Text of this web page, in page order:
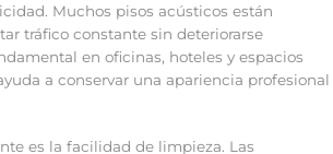
Muchos pisos acústicos están
tráfico constante sin deteriorarse
en oficinas, hoteles y espacios
a conservar una apariencia profesional
es la facilidad de limpieza. Las